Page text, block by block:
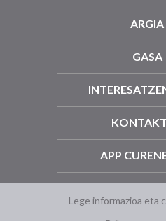
ARGIA
GASA
APP
Lege informazioa eta